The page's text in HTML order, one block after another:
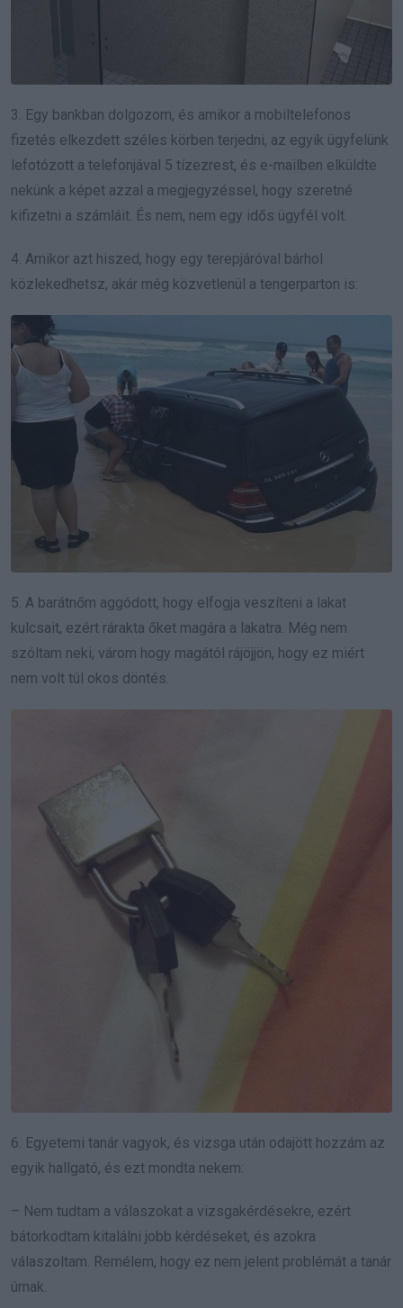
3. Egy bankban dolgozom, és amikor a mobiltelefonos
fizetés elkezdett széles körben terjedni, az egyik ügyfelünk
lefotózott a telefonjával 5 tízezrest, és e-mailben elküldte
nekünk a képet azzal a megjegyzéssel, hogy szeretné
kifizetni a számláit. És nem, nem egy idős ügyfél volt.
4. Amikor azt hiszed, hogy egy terepjáróval bárhol
közlekedhetsz, akár még közvetlenül a tengerparton is:
5. A barátnőm aggódott, hogy elfogja veszíteni a lakat
kulcsait, ezért rárakta őket magára a lakatra. Még nem
szóltam neki, várom hogy magától rájöjjön, hogy ez miért
nem volt túl okos döntés.
6. Egyetemi tanár vagyok, és vizsga után odajött hozzám az
egyik hallgató, és ezt mondta nekem:
– Nem tudtam a válaszokat a vizsgakérdésekre, ezért
bátorkodtam kitalálni jobb kérdéseket, és azokra
válaszoltam. Remélem, hogy ez nem jelent problémát a tanár
úrnak.